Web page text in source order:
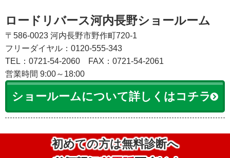
ロードリバース河内長野ショールーム
〒586-0023 河内長野市野作町720-1
フリーダイヤル：0120-555-343
TEL：0721-54-2060
FAX：0721-54-2061
営業時間 9:00～18:00
ショールームについて詳しくはコチラ
初めての方は無料診断へ